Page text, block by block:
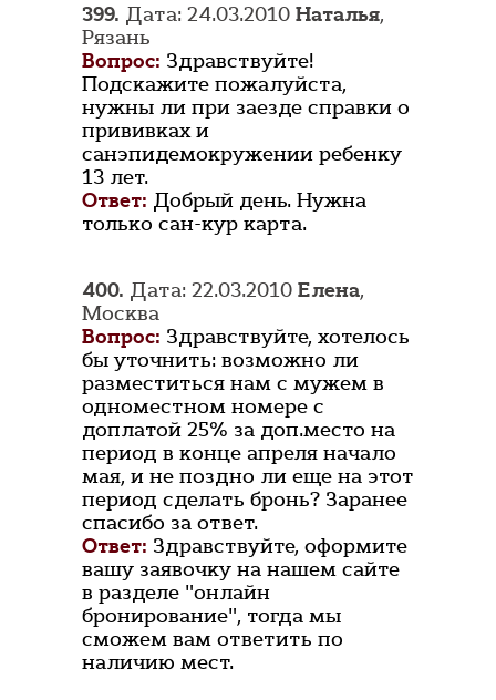
399. Дата: 24.03.2010 Наталья,
Рязань
Вопрос: Здравствуйте!
Подскажите пожалуйста,
нужны ли при заезде справки о
прививках и
санэпидемокружении ребенку
13 лет.
Ответ: Добрый день. Нужна
только сан-кур карта.
400. Дата: 22.03.2010 Елена,
Москва
Вопрос: Здравствуйте, хотелось
бы уточнить: возможно ли
разместиться нам с мужем в
одноместном номере с
доплатой 25% за доп.место на
период в конце апреля начало
мая, и не поздно ли еще на этот
период сделать бронь? Заранее
спасибо за ответ.
Ответ: Здравствуйте, оформите
вашу заявочку на нашем сайте
в разделе "онлайн
бронирование", тогда мы
сможем вам ответить по
наличию мест.